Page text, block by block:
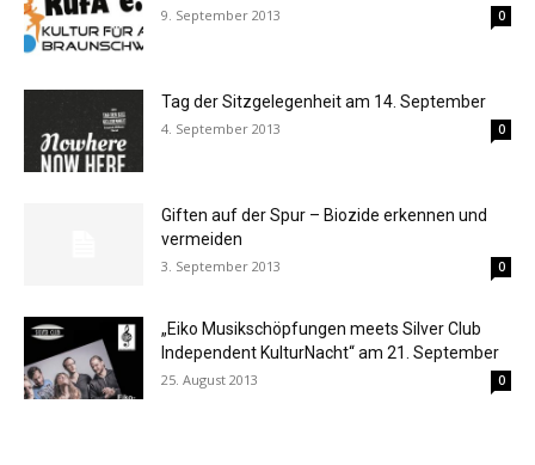
9. September 2013 0
Tag der Sitzgelegenheit am 14. September
4. September 2013 0
Giften auf der Spur – Biozide erkennen und
vermeiden
3. September 2013 0
„Eiko Musikschöpfungen meets Silver Club
Independent KulturNacht“ am 21. September
25. August 2013 0